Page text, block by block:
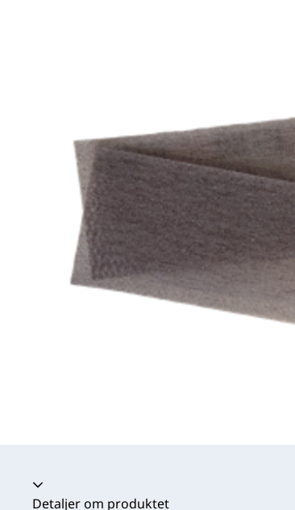
Harmonika kollapset
Detaljer om produktet